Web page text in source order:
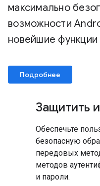
максимально
возможности
новейшие функции
Подробнее
Защитить
Обеспечьте
безопасную
передовых
методов
и пароли.